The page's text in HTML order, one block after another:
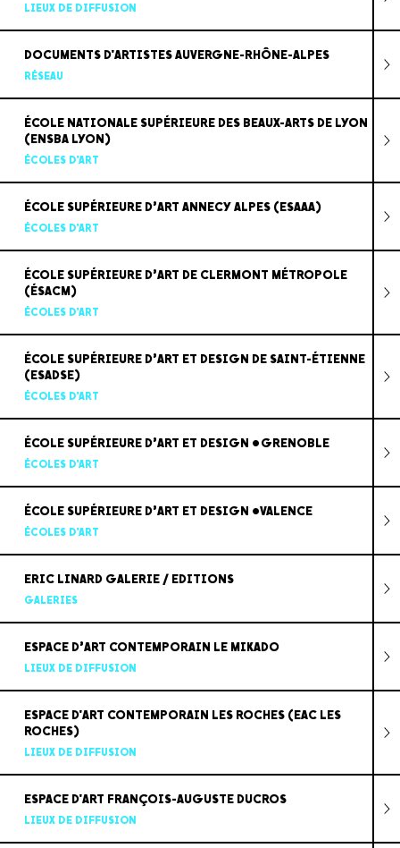
LIEUX DE DIFFUSION
DOCUMENTS D'ARTISTES AUVERGNE-RHÔNE-ALPES
RÉSEAU
ÉCOLE NATIONALE SUPÉRIEURE DES BEAUX-ARTS DE LYON
(ENSBA LYON)
ÉCOLES D'ART
ÉCOLE SUPÉRIEURE D’ART ANNECY ALPES (ESAAA)
ÉCOLES D'ART
ÉCOLE SUPÉRIEURE D’ART DE CLERMONT MÉTROPOLE
(ÉSACM)
ÉCOLES D'ART
ÉCOLE SUPÉRIEURE D’ART ET DESIGN DE SAINT-ÉTIENNE
(ESADSE)
ÉCOLES D'ART
ÉCOLE SUPÉRIEURE D’ART ET DESIGN •GRENOBLE
ÉCOLES D'ART
ÉCOLE SUPÉRIEURE D’ART ET DESIGN •VALENCE
ÉCOLES D'ART
ERIC LINARD GALERIE / EDITIONS
GALERIES
ESPACE D’ART CONTEMPORAIN LE MIKADO
LIEUX DE DIFFUSION
ESPACE D'ART CONTEMPORAIN LES ROCHES (EAC LES
ROCHES)
LIEUX DE DIFFUSION
ESPACE D'ART FRANÇOIS-AUGUSTE DUCROS
LIEUX DE DIFFUSION